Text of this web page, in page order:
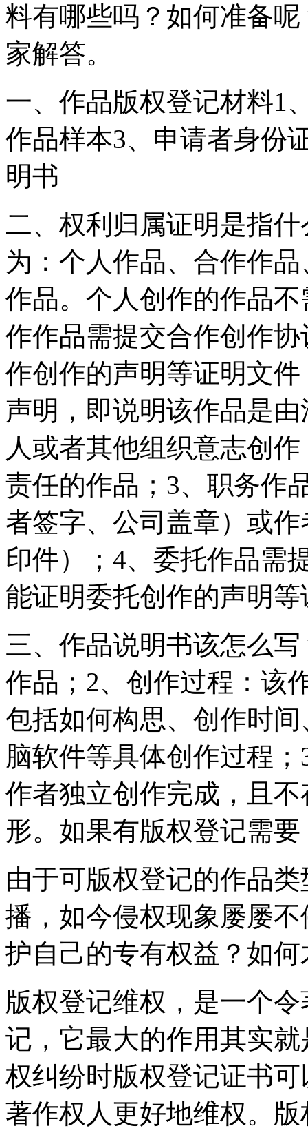
料有哪些吗？如何准备
家解答。
一、作品版权登记材料1
作品样本3、申请者身份
明书
二、权利归属证明是指
为：个人作品、合作作
作品。个人创作的作品
作作品需提交合作创作
作创作的声明等证明文
声明，即说明该作品是
人或者其他组织意志创
责任的作品；3、职务作
者签字、公司盖章）或
印件）；4、委托作品需
能证明委托创作的声明
三、作品说明书该怎么
作品；2、创作过程：该
包括如何构思、创作时
脑软件等具体创作过程
作者独立创作完成，且
形。如果有版权登记需
由于可版权登记的作品
播，如今侵权现象屡屡
护自己的专有权益？如
版权登记维权，是一个
记，它最大的作用其实
权纠纷时版权登记证书
著作权人更好地维权。